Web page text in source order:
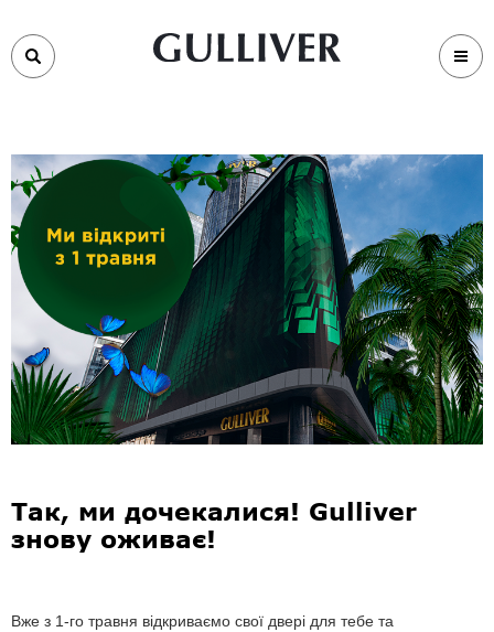
Так, ми дочекалися! Gulliver
знову оживає!
Вже з 1-го травня відкриваємо свої двері для тебе та